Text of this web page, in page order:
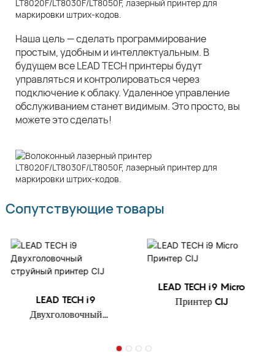
Наша цель — сделать программирование
простым, удобным и интеллектуальным. В
будущем все LEAD TECH принтеры будут
управляться и контролироваться через
подключение к облаку. Удаленное управление
обслуживанием станет видимым. Это просто, вы
можете это сделать!
Сопутствующие товары
LEAD TECH i9
Двухголовочный
LEAD TECH i9 Micro
Принтер CIJ